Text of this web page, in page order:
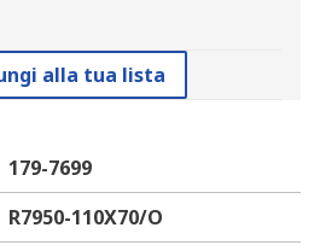
alla tua lista
179-7699
R7950-110X70/O